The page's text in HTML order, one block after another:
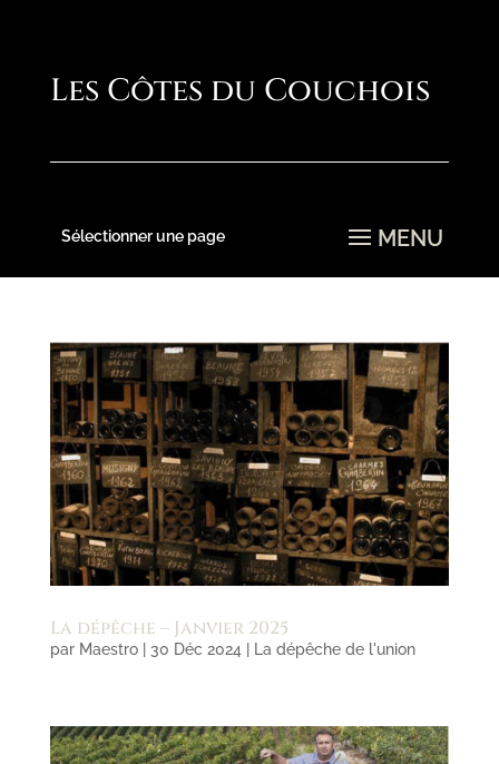
Sélectionner une page
La dépêche – Janvier 2025
par Maestro| 30 Déc 2024 La dépêche de l'union